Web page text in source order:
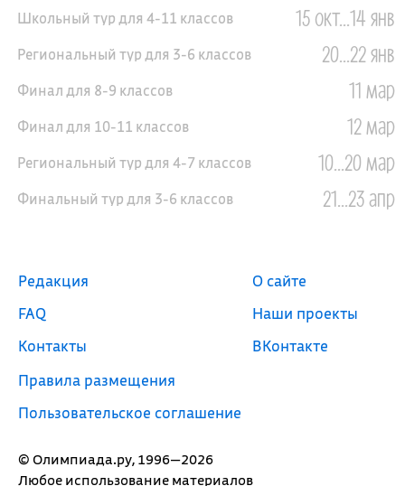
Школьный тур для 4-11 классов 15 окт...14 янв
Региональный тур для 3-6 классов 20...22 янв
Финал для 8-9 классов 11 мар
Финал для 10-11 классов 12 мар
Региональный тур для 4-7 классов 10...20 мар
Финальный тур для 3-6 классов 21...23 апр
© Олимпиада.ру, 1996—2026
Любое использование материалов
Редакция
FAQ
Контакты
Правила размещения
Пользовательское соглашение
О сайте
Наши проекты
ВКонтакте